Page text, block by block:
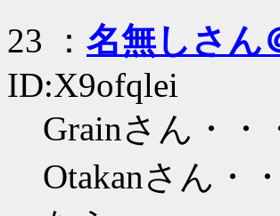
23 ： 名無しさん
ID:X9ofqlei
Grainさん・・
Otakanさん・